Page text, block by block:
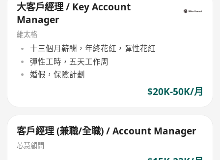
大客戶經理 / Key Account
Manager
維太格
十三個月薪酬，年終花紅，彈性花紅
彈性工時，五天工作周
婚假，保險計劃
$20K-50K/月
客戶經理 (兼職/全職) / Account Manager
芯慧顧問